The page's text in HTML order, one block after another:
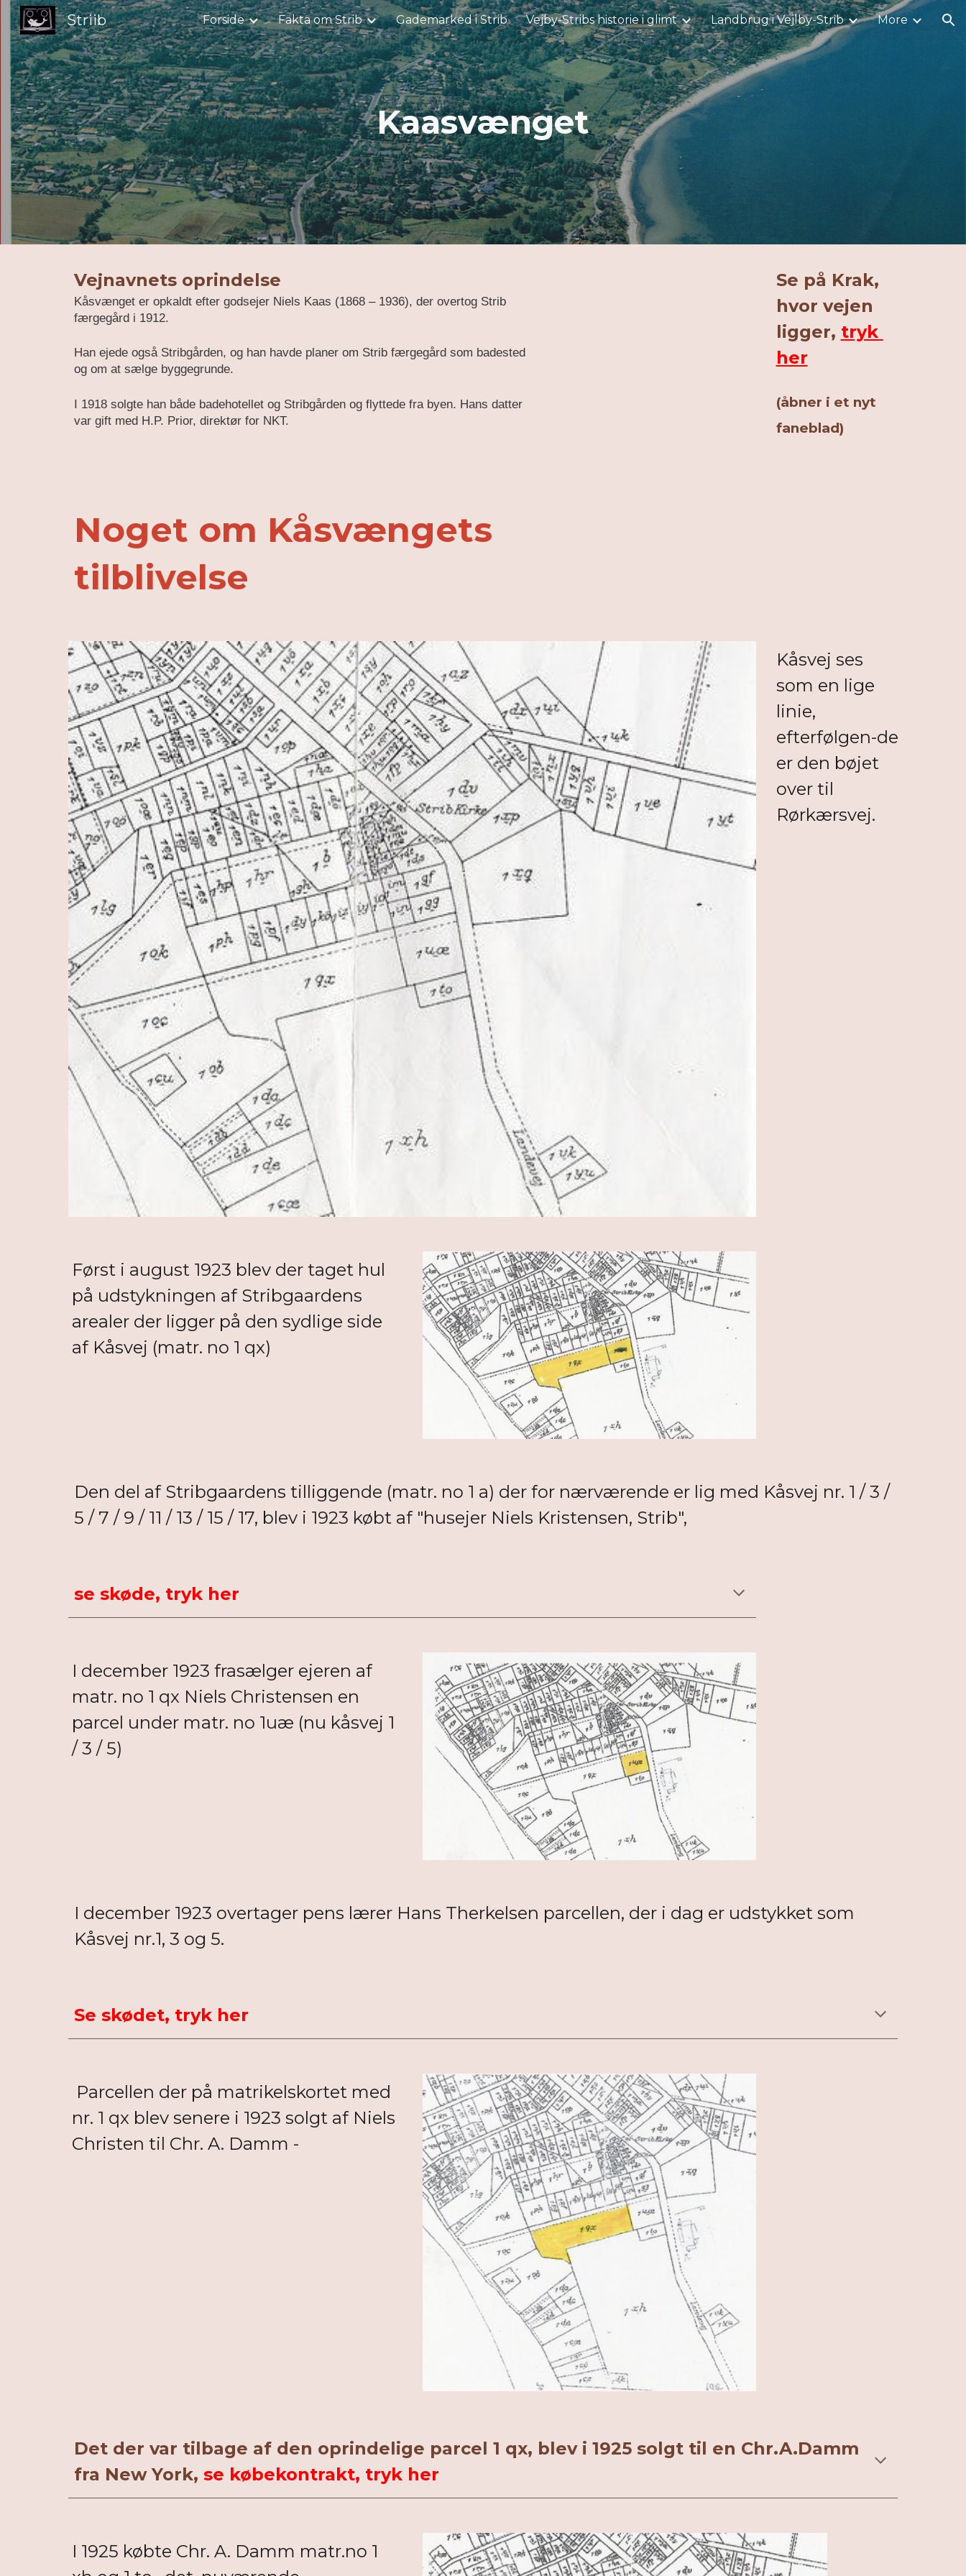
Skip to main content Skip to navigation
Striib Forside Fakta om Strib Gademarked i Strib Vejby-Stribs historie i glimt Landbrug i Vejlby-Strib More
Kaasvænget
Vejnavnets oprindelse
Kåsvænget er opkaldt efter godsejer Niels Kaas (1868 – 1936), der overtog Strib
færgegård i 1912.
Han ejede også Stribgården, og han havde planer om Strib færgegård som badested
og om at sælge byggegrunde.
I 1918 solgte han både badehotellet og Stribgården og flyttede fra byen. Hans datter
var gift med H.P. Prior, direktør for NKT.
Se på Krak,
hvor vejen
ligger, tryk
her
(åbner i et nyt
faneblad)
Noget om Kåsvængets
tilblivelse
Kåsvej ses
som en lige
linie,
efterfølgen-de
er den bøjet
over til
Rørkærsvej.
Først i august 1923 blev der taget hul
på udstykningen af Stribgaardens
arealer der ligger på den sydlige side
af Kåsvej (matr. no 1 qx)
Den del af Stribgaardens tilliggende (matr. no 1 a) der for nærværende er lig med Kåsvej nr. 1 / 3 /
5 / 7 / 9 / 11 / 13 / 15 / 17, blev i 1923 købt af "husejer Niels Kristensen, Strib",
se skøde, tryk her
I december 1923 frasælger ejeren af
matr. no 1 qx Niels Christensen en
parcel under matr. no 1uæ (nu kåsvej 1
/ 3 / 5)
I december 1923 overtager pens lærer Hans Therkelsen parcellen, der i dag er udstykket som
Kåsvej nr.1, 3 og 5.
Se skødet, tryk her
Parcellen der på matrikelskortet med
nr. 1 qx blev senere i 1923 solgt af Niels
Christen til Chr. A. Damm -
Det der var tilbage af den oprindelige parcel 1 qx, blev i 1925 solgt til en Chr.A.Damm
fra New York, se købekontrakt, tryk her
I 1925 købte Chr. A. Damm matr.no 1